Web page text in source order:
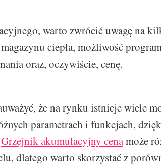
warto zwrócić uwagę na
ciepła, możliwość
oraz, oczywiście, cenę.
że na rynku istnieje wiele
parametrach i funkcjach,
Grzejnik akumulacyjny cenamoże
dlatego warto skorzystać z